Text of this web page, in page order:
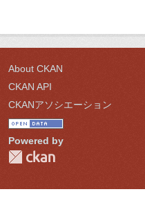
About CKAN
CKAN API
CKANアソシエーション
Powered by